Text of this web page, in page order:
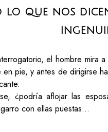
que nos
el hombre mira
pie, y antes de dirigirse
¿podría aflojar las
con ellas puestas…